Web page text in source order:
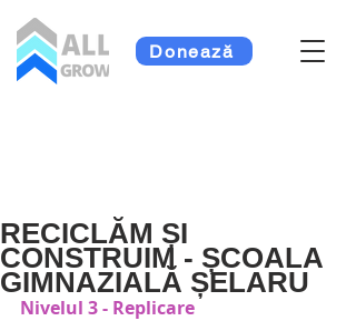
Donează
RECICLĂM ȘI
CONSTRUIM - ȘCOALA
GIMNAZIALĂ ȘELARU
Nivelul 3 - Replicare